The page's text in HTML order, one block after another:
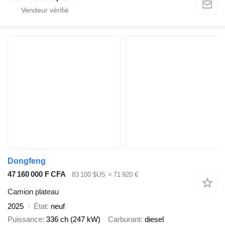
Dongfeng
47 160 000 F CFA
83 100 $US ≈ 71 920 €
Camion plateau
2025
État neuf
Puissance 336 ch (247 kW) Carburant diesel